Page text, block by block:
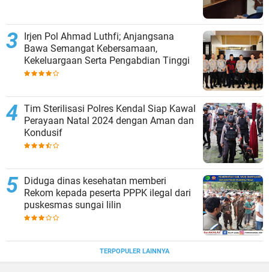
Irjen Pol Ahmad Luthfi; Anjangsana
Bawa Semangat Kebersamaan,
Kekeluargaan Serta Pengabdian Tinggi
Tim Sterilisasi Polres Kendal Siap Kawal
Perayaan Natal 2024 dengan Aman dan
Kondusif
Diduga dinas kesehatan memberi
Rekom kepada peserta PPPK ilegal dari
puskesmas sungai lilin
TERPOPULER LAINNYA